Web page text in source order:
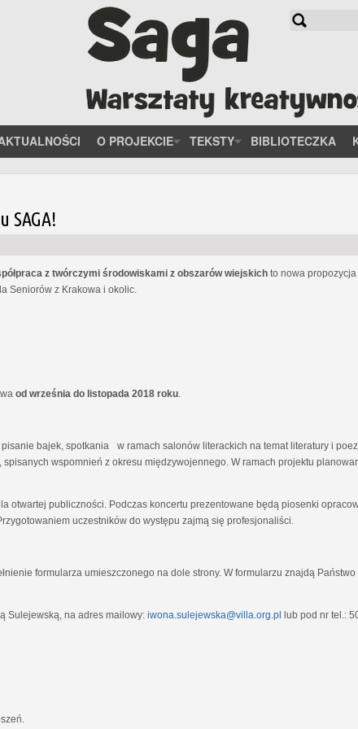
Szukaj
O PROJEKCIE TEKSTY BIBLIOTECZKA
SAGA!
z twórczymi środowiskami z obszarów wiejskich to nowa
Seniorów z Krakowa i okolic.
od września do listopada 2018 roku
bajek, spotkania w ramach salonów literackich na temat literatury i
wspomnień z okresu międzywojennego. W ramach projektu
otwartej publiczności. Podczas koncertu prezentowane będą piosenki
uczestników do występu zajmą się profesjonaliści.
formularza umieszczonego na dole strony. W formularzu znajdą
Sulejewską, na adres mailowy: iwona.sulejewska@villa.org.pl lub pod nr tel.: